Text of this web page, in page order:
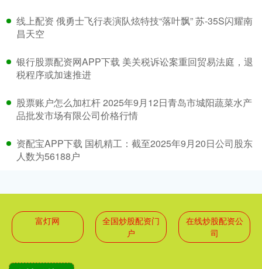
线上配资 俄勇士飞行表演队炫特技“落叶飘” 苏-35S闪耀南
昌天空
银行股票配资网APP下载 美关税诉讼案重回贸易法庭，退
税程序或加速推进
股票账户怎么加杠杆 2025年9月12日青岛市城阳蔬菜水产
品批发市场有限公司价格行情
资配宝APP下载 国机精工：截至2025年9月20日公司股东
人数为56188户
富灯网
全国炒股配资门
户
在线炒股配资公
司